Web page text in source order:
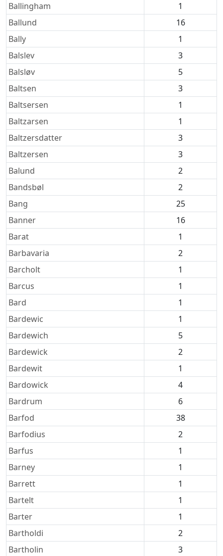
Ballingham
1
Ballund
16
Bally
1
Balslev
3
Balsløv
5
Baltsen
3
Baltsersen
1
Baltzarsen
1
Baltzersdatter
3
Baltzersen
3
Balund
2
Bandsbøl
2
Bang
25
Banner
16
Barat
1
Barbavaria
2
Barcholt
1
Barcus
1
Bard
1
Bardewic
1
Bardewich
5
Bardewick
2
Bardewit
1
Bardowick
4
Bardrum
6
Barfod
38
Barfodius
2
Barfus
1
Barney
1
Barrett
1
Bartelt
1
Barter
1
Bartholdi
2
Bartholin
3